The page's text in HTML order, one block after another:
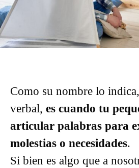
Como su nombre lo
verbal, es cuando tu
articular palabras para
molestias o necesidades.
Si bien es algo que a